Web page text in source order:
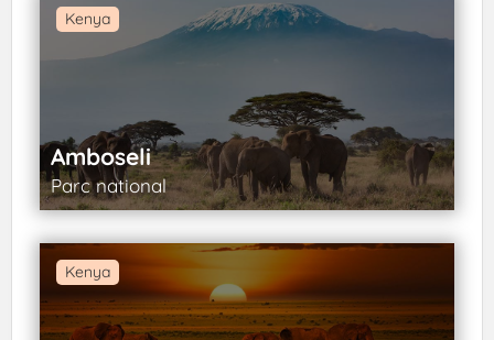
Kenya
Amboseli
Parc national
Kenya